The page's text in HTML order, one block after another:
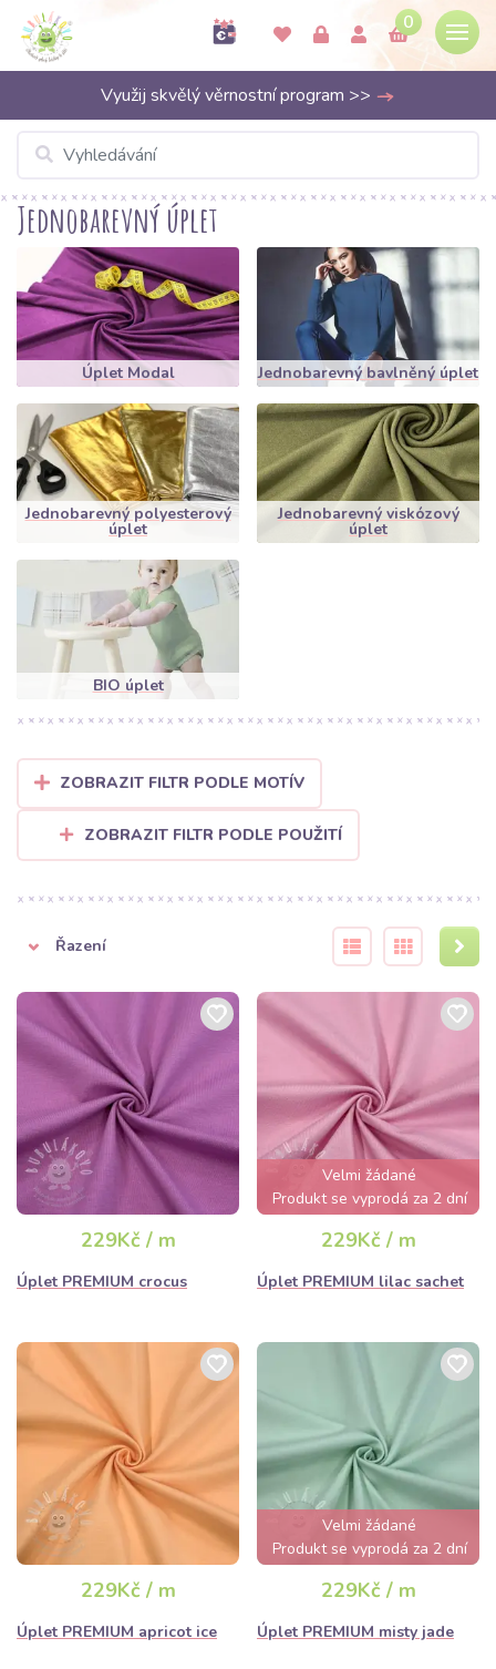
0
Využij skvělý věrnostní program >>
Jednobarevný úplet
Úplet Modal Jednobarevný bavlněný úplet
Jednobarevný polyesterový
úplet
Jednobarevný viskózový
úplet
BIO úplet
ZOBRAZIT FILTR PODLE MOTÍV
ZOBRAZIT FILTR PODLE POUŽITÍ
Řazení
229Kč / m
Úplet PREMIUM crocus
Velmi žádané
Produkt se vyprodá za 2 dní
229Kč / m
Úplet PREMIUM lilac sachet
229Kč / m
Úplet PREMIUM apricot ice
Velmi žádané
Produkt se vyprodá za 2 dní
229Kč / m
Úplet PREMIUM misty jade